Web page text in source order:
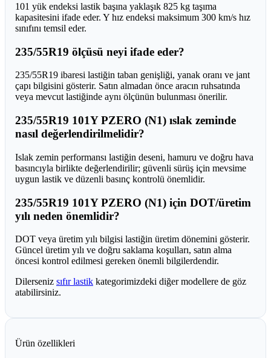
101 yük endeksi lastik başına yaklaşık 825 kg taşıma
kapasitesini ifade eder. Y hız endeksi maksimum 300 km/s hız
sınıfını temsil eder.
235/55R19 ölçüsü neyi ifade eder?
235/55R19 ibaresi lastiğin taban genişliği, yanak oranı ve jant
çapı bilgisini gösterir. Satın almadan önce aracın ruhsatında
veya mevcut lastiğinde aynı ölçünün bulunması önerilir.
235/55R19 101Y PZERO (N1) ıslak zeminde
nasıl değerlendirilmelidir?
Islak zemin performansı lastiğin deseni, hamuru ve doğru hava
basıncıyla birlikte değerlendirilir; güvenli sürüş için mevsime
uygun lastik ve düzenli basınç kontrolü önemlidir.
235/55R19 101Y PZERO (N1) için DOT/üretim
yılı neden önemlidir?
DOT veya üretim yılı bilgisi lastiğin üretim dönemini gösterir.
Güncel üretim yılı ve doğru saklama koşulları, satın alma
öncesi kontrol edilmesi gereken önemli bilgilerdendir.
Dilerseniz sıfır lastik kategorimizdeki diğer modellere de göz
atabilirsiniz.
Ürün özellikleri